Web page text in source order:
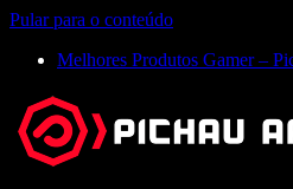
Pular para o conteúdo
Melhores Produtos Gamer –